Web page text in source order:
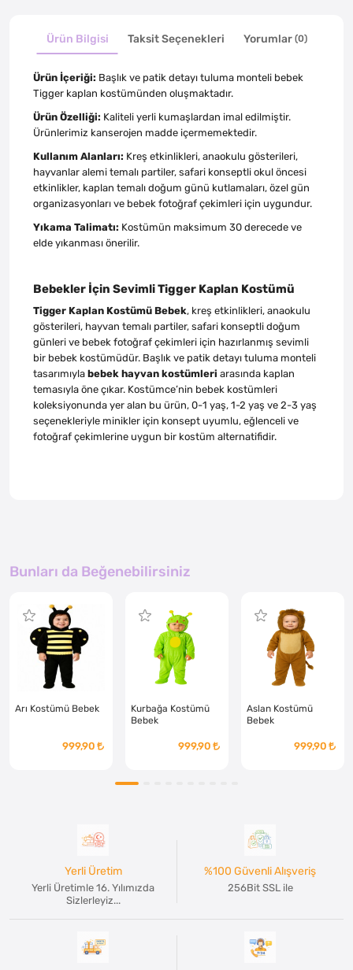
Ürün Bilgisi Taksit Seçenekleri Yorumlar (0)
Ürün İçeriği: Başlık ve patik detayı tuluma monteli bebek
Tigger kaplan kostümünden oluşmaktadır.
Ürün Özelliği: Kaliteli yerli kumaşlardan imal edilmiştir.
Ürünlerimiz kanserojen madde içermemektedir.
Kullanım Alanları: Kreş etkinlikleri, anaokulu gösterileri,
hayvanlar alemi temalı partiler, safari konseptli okul öncesi
etkinlikler, kaplan temalı doğum günü kutlamaları, özel gün
organizasyonları ve bebek fotoğraf çekimleri için uygundur.
Yıkama Talimatı: Kostümün maksimum 30 derecede ve
elde yıkanması önerilir.
Bebekler İçin Sevimli Tigger Kaplan Kostümü
Tigger Kaplan Kostümü Bebek, kreş etkinlikleri, anaokulu
gösterileri, hayvan temalı partiler, safari konseptli doğum
günleri ve bebek fotoğraf çekimleri için hazırlanmış sevimli
bir bebek kostümüdür. Başlık ve patik detayı tuluma monteli
tasarımıyla bebek hayvan kostümleri arasında kaplan
temasıyla öne çıkar. Kostümce’nin bebek kostümleri
koleksiyonunda yer alan bu ürün, 0-1 yaş, 1-2 yaş ve 2-3 yaş
seçenekleriyle minikler için konsept uyumlu, eğlenceli ve
fotoğraf çekimlerine uygun bir kostüm alternatifidir.
Bunları da Beğenebilirsiniz
Arı Kostümü Bebek
999,90
Kurbağa Kostümü
Bebek
999,90
Aslan Kostümü
Bebek
999,90
Yerli Üretim
Yerli Üretimle 16. Yılımızda
Sizlerleyiz...
%100 Güvenli Alışveriş
256Bit SSL ile